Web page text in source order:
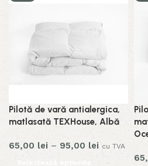
Pilotă de vară antialergica,
matlasată TEXHouse, Albă
65,00 lei – 95,00 lei cu TVA
Selectează opțiunile